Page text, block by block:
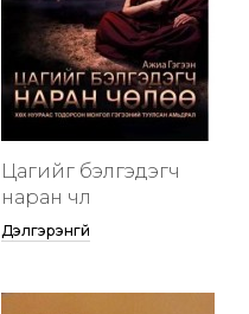
Цагийг бэлгэдэгч
наран чөлөө
Дэлгэрэнгүй